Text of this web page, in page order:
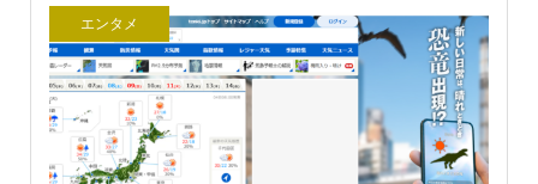
エンタメ